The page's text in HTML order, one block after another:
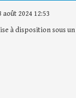
2024 12:53
à disposition sous un